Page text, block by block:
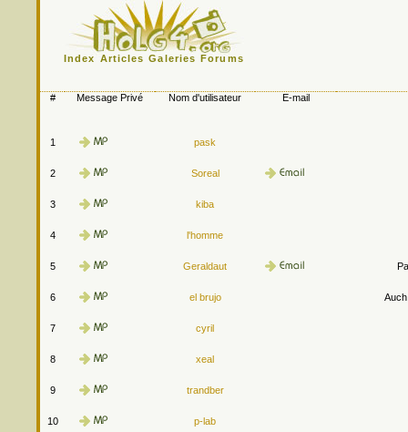
Index Articles Galeries Forums
# Message Privé Nom d'utilisateur E-mail
1 pask
2 Soreal
3 kiba
4 l'homme
5 Geraldaut
6 el brujo
7 cyril
8 xeal
9 trandber
10 p-lab